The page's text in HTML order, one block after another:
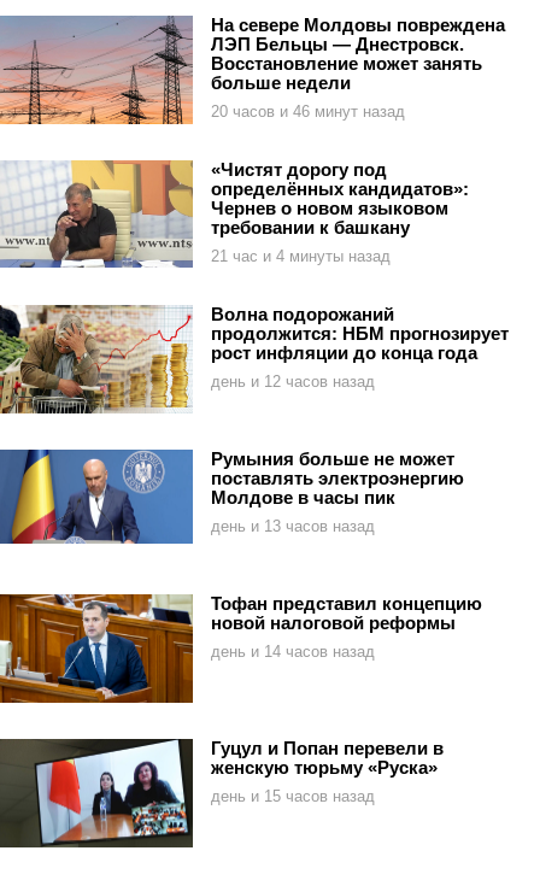
На севере Молдовы повреждена
ЛЭП Бельцы — Днестровск.
Восстановление может занять
больше недели
20 часов и 46 минут назад
«Чистят дорогу под
определённых кандидатов»:
Чернев о новом языковом
требовании к башкану
21 час и 4 минуты назад
Волна подорожаний
продолжится: НБМ прогнозирует
рост инфляции до конца года
день и 12 часов назад
Румыния больше не может
поставлять электроэнергию
Молдове в часы пик
день и 13 часов назад
Тофан представил концепцию
новой налоговой реформы
день и 14 часов назад
Гуцул и Попан перевели в
женскую тюрьму «Руска»
день и 15 часов назад